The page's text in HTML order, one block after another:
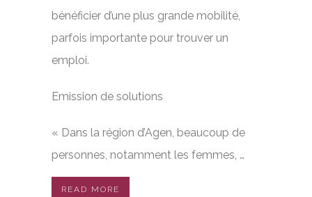
bénéficier d’une plus grande mobilité,
parfois importante pour trouver un
emploi.
Emission de solutions
« Dans la région d’Agen, beaucoup de
personnes, notamment les femmes, …
READ MORE